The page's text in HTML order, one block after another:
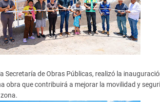
Secretaría de Obras Públicas, realizó la
obra que contribuirá a mejorar la movilidad y